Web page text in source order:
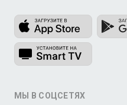
МЫ В СОЦСЕТЯХ